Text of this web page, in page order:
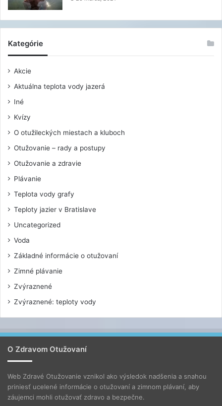
Kategórie
Akcie
Aktuálna teplota vody jazerá
Iné
Kvízy
O otužileckých miestach a kluboch
Otužovanie – rady a postupy
Otužovanie a zdravie
Plávanie
Teplota vody grafy
Teploty jazier v Bratislave
Uncategorized
Voda
Základné informácie o otužovaní
Zimné plávanie
Zvýraznené
Zvýraznené: teploty vody
O Zdravom Otužovaní
Web Zdravé Otužovanie vznikol ako výsledok nadšenia a snahou
priniesť ucelené informácie o otužovaní a zimnom plávaní, aby
záujemci mohli otužovať zdravo a bezpečne.